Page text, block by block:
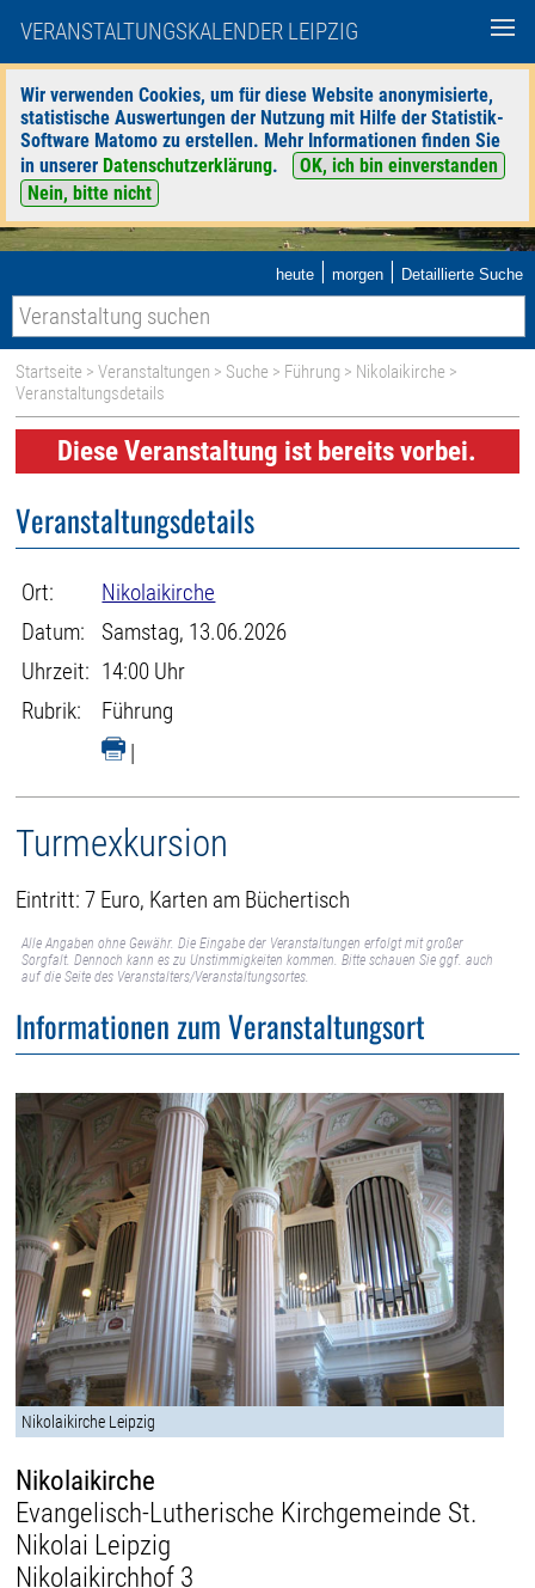
VERANSTALTUNGSKALENDER LEIPZIG
Wir verwenden Cookies, um für diese Website anonymisierte,
statistische Auswertungen der Nutzung mit Hilfe der Statistik-
Software Matomo zu erstellen. Mehr Informationen finden Sie
in unserer Datenschutzerklärung.
OK, ich bin einverstanden
Nein, bitte nicht
heute | morgen | Detaillierte Suche
Startseite >Veranstaltungen > Suche > Führung > Nikolaikirche >
Veranstaltungsdetails
Diese Veranstaltung ist bereits vorbei.
Veranstaltungsdetails
Ort:
Nikolaikirche
Datum:
Samstag, 13.06.2026
Uhrzeit: 14:00 Uhr
Rubrik:
Führung
|
Turmexkursion
Eintritt: 7 Euro, Karten am Büchertisch
Alle Angaben ohne Gewähr. Die Eingabe der Veranstaltungen erfolgt mit großer
Sorgfalt. Dennoch kann es zu Unstimmigkeiten kommen. Bitte schauen Sie ggf. auch
auf die Seite des Veranstalters/Veranstaltungsortes.
Informationen zum Veranstaltungsort
Nikolaikirche Leipzig
Nikolaikirche
Evangelisch-Lutherische Kirchgemeinde St.
Nikolai Leipzig
Nikolaikirchhof 3